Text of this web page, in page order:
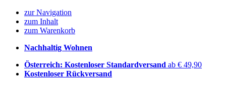
zur Navigation
zum Inhalt
zum Warenkorb
Nachhaltig Wohnen
Österreich: Kostenloser Standardversand ab € 49,90
Kostenloser Rückversand